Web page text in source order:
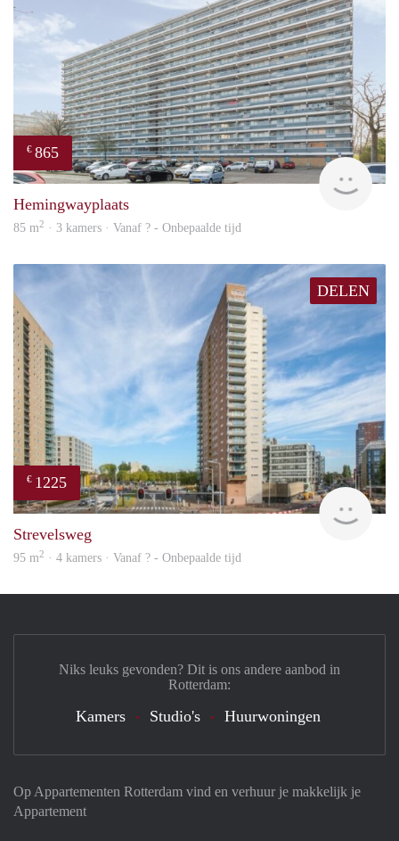
€ 865
Hemingwayplaats
85 m2 · 3 kamers · Vanaf ? - Onbepaalde tijd
DELEN
€ 1225
Strevelsweg
95 m2 · 4 kamers · Vanaf ? - Onbepaalde tijd
Op Appartementen Rotterdam vind en verhuur je makkelijk je
Appartement
Niks leuks gevonden? Dit is ons andere aanbod in
Rotterdam:
Kamers Studio's Huurwoningen